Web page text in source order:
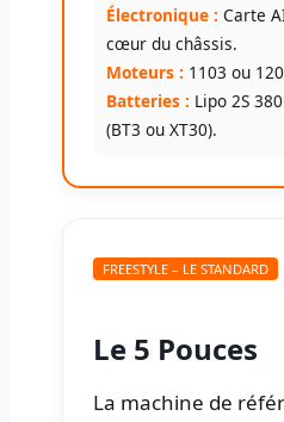
Électronique : Carte
cœur du châssis.
Moteurs : 1103 ou
Batteries : Lipo 2S
(BT3 ou XT30).
FREESTYLE – LE STANDARD
Le 5 Pouces
La machine de